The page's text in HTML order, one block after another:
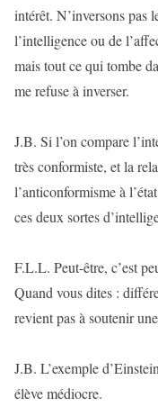
intérêt. N’inversons pas
l’intelligence ou de
mais tout ce qui tombe
me refuse à inverser.
J.B. Si l’on compare
très conformiste, et la
l’anticonformisme à
ces deux sortes
F.L.L. Peut-être, c’est
Quand vous dites :
revient pas à soutenir
J.B. L’exemple
élève médiocre.